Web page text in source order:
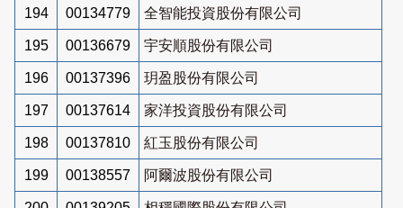
194 00134779 全智能投資股份有限公司
195 00136679 宇安順股份有限公司
196 00137396 玥盈股份有限公司
197 00137614 家洋投資股份有限公司
198 00137810 紅玉股份有限公司
199 00138557 阿爾波股份有限公司